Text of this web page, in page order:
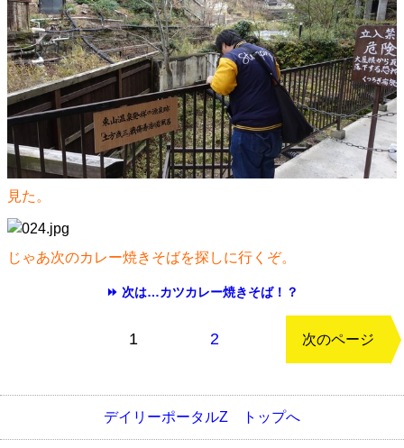
見た。
じゃあ次のカレー焼きそばを探しに行くぞ。
⏩ 次は…カツカレー焼きそば！？
1 2 次のページ
デイリーポータルZ トップへ